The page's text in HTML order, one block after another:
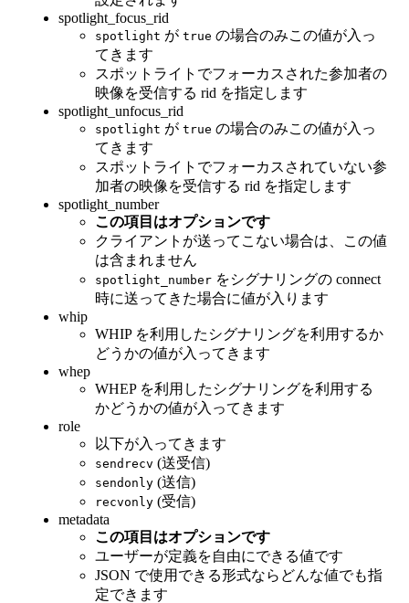
spotlight_focus_rid
spotlight が true の場合のみこの値が入っ
てきます
スポットライトでフォーカスされた参加者の
映像を受信する rid を指定します
spotlight_unfocus_rid
spotlight が true の場合のみこの値が入っ
てきます
スポットライトでフォーカスされていない参
加者の映像を受信する rid を指定します
spotlight_number
この項目はオプションです
クライアントが送ってこない場合は、この値
は含まれません
spotlight_number をシグナリングの connect
時に送ってきた場合に値が入ります
whip
WHIP を利用したシグナリングを利用するか
どうかの値が入ってきます
whep
WHEP を利用したシグナリングを利用する
かどうかの値が入ってきます
role
以下が入ってきます
sendrecv (送受信)
sendonly (送信)
recvonly (受信)
metadata
この項目はオプションです
ユーザーが定義を自由にできる値です
JSON で使用できる形式ならどんな値でも指
定できます